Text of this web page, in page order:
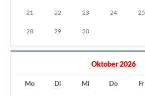
21 22 23 24 25
28 29 30
Oktober 2026
Mo Di Mi Do Fr